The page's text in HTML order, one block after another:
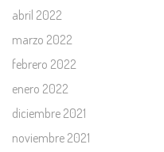
abril 2022
marzo 2022
febrero 2022
enero 2022
diciembre 2021
noviembre 2021